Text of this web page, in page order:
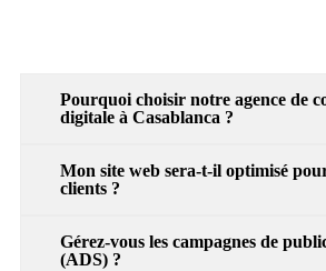
Pourquoi choisir notre agence de
digitale à Casablanca ?
Mon site web sera-t-il optimisé
clients ?
Gérez-vous les campagnes de
(ADS) ?